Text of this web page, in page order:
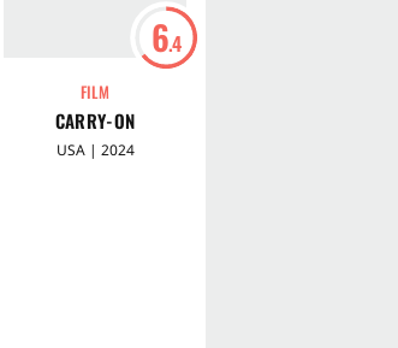
6.4
FILM
CARRY-ON
USA | 2024